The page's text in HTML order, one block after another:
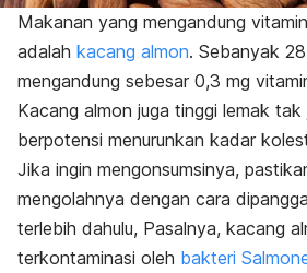
Makanan yang mengandung
adalah kacang almon. Sebanyak
mengandung sebesar 0,3 mg
Kacang almon juga tinggi lemak
berpotensi menurunkan kadar
Jika ingin mengonsumsinya,
mengolahnya dengan cara
terlebih dahulu, Pasalnya, kacang
terkontaminasi oleh bakteri